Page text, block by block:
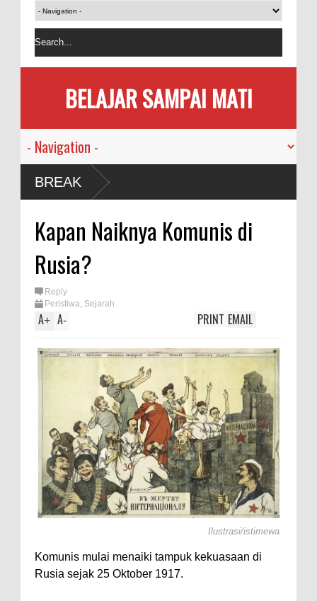
BELAJAR SAMPAI MATI
BREAK
Kapan Naiknya Komunis di
Rusia?
Reply
Peristiwa, Sejarah
A+ A- EMAIL
PRINT
Ilustrasi/istimewa
Komunis mulai menaiki tampuk kekuasaan di
Rusia sejak 25 Oktober 1917.